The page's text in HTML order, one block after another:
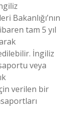
Bakanlığı’nın
tam 5 yıl
İngiliz
veya
verilen bir